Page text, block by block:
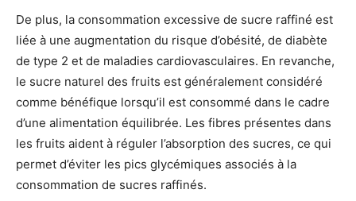
De plus, la consommation excessive de sucre raffiné est
liée à une augmentation du risque d’obésité, de diabète
de type 2 et de maladies cardiovasculaires. En revanche,
le sucre naturel des fruits est généralement considéré
comme bénéfique lorsqu’il est consommé dans le cadre
d’une alimentation équilibrée. Les fibres présentes dans
les fruits aident à réguler l’absorption des sucres, ce qui
permet d’éviter les pics glycémiques associés à la
consommation de sucres raffinés.